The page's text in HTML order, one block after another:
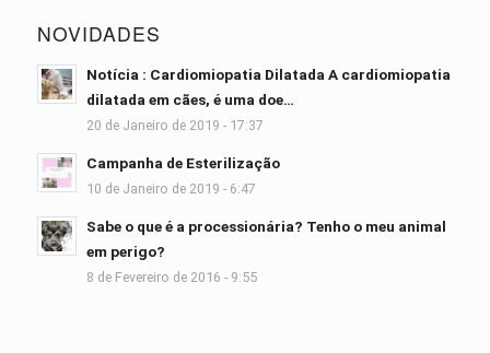
NOVIDADES
Notícia : Cardiomiopatia Dilatada A cardiomiopatia
dilatada em cães, é uma doe…
20 de Janeiro de 2019 - 17:37
Campanha de Esterilização
10 de Janeiro de 2019 - 6:47
Sabe o que é a processionária? Tenho o meu animal
em perigo?
8 de Fevereiro de 2016 - 9:55